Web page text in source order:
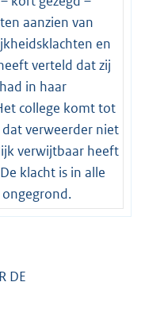
aanzien van
en
verteld dat zij
in haar
college komt tot
verweerder niet
verwijtbaar heeft
klacht is in alle
DE